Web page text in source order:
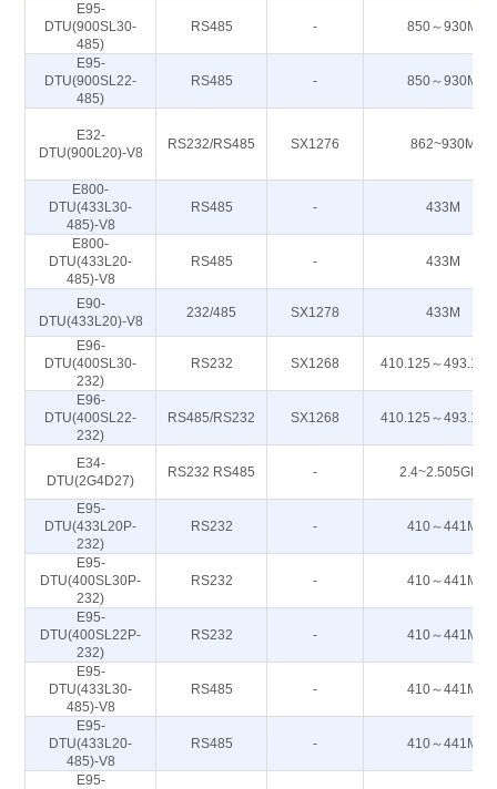
E95-
DTU(900SL30-
485)
RS485 - 850～930M
E95-
DTU(900SL22-
485)
RS485 - 850～930M
E32-
DTU(900L20)-V8
RS232/RS485 SX1276 862~930M
E800-
DTU(433L30-
485)-V8
RS485 - 433M
E800-
DTU(433L20-
485)-V8
RS485 - 433M
E90-
DTU(433L20)-V8
232/485 SX1278 433M
E96-
DTU(400SL30-
232)
RS232 SX1268 410.125～
E96-
DTU(400SL22-
232)
RS485/RS232 SX1268 410.125～
E34-
DTU(2G4D27)
RS232 RS485 - 2.4~2.505GHz
E95-
DTU(433L20P-
232)
RS232 - 410～441M
E95-
DTU(400SL30P-
232)
RS232 - 410～441M
E95-
DTU(400SL22P-
232)
RS232 - 410～441M
E95-
DTU(433L30-
485)-V8
RS485 - 410～441M
E95-
DTU(433L20-
485)-V8
RS485 - 410～441M
E95-